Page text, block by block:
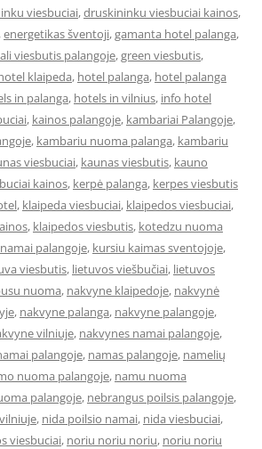
viesbuciai,druskininku viesbuciai kainos,
,energetikas šventoji,gamanta hotel palanga,
viesbutis palangoje,green viesbutis,
klaipeda, hotel palanga, hotel palanga
in palanga, hotels in vilnius, info hotel
, kainos palangoje, kambariai Palangoje,
, kambariu nuoma palanga, kambariu
viesbuciai, kaunas viesbutis, kauno
kainos, kerpė palanga, kerpes viesbutis
, klaipeda viesbuciai, klaipedos viesbuciai,
, klaipedos viesbutis, kotedzu nuoma
palangoje, kursiu kaimas sventojoje,
viesbutis, lietuvos viešbučiai, lietuvos
nuoma, nakvyne klaipedoje, nakvynė
, nakvyne palanga, nakvyne palangoje,
vilniuje, nakvynes namai palangoje,
palangoje, namas palangoje, namelių
nuoma palangoje, namu nuoma
palangoje, nebrangus poilsis palangoje,
, nida poilsio namai, nida viesbuciai,
viesbuciai, noriu noriu noriu, noriu noriu